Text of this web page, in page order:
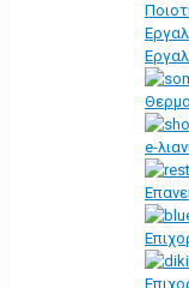
e-